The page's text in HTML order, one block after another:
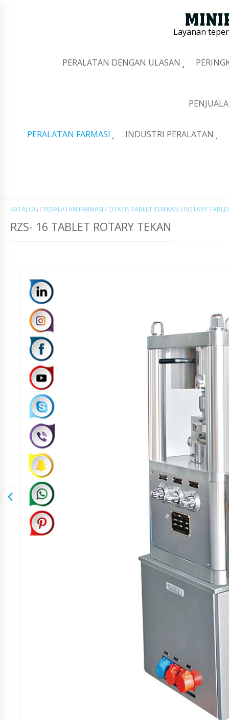
Layanan
PERALATAN DENGAN ULASAN
PERALATAN FARMASI INDUSTRI PERALATAN
KATALOG / PERALATAN FARMASI / OTATIS TABLET TENIKAN / ROTARY
RZS- 16 TABLET ROTARY TEKAN